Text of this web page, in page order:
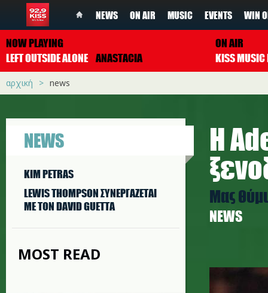
NEWS ON AIR MUSIC EVENTS WIN
NOW PLAYING
LEFT OUTSIDE ALONE ANASTACIA
ON AIR
αρχική news
NEWS
KIM PETRAS
LEWIS THOMPSON ΣΥΝΕΡΓAΖΕΤΑΙ
ΜΕ ΤΟΝ DAVID GUETTA
MOST READ
Η
Μας
NEWS
a.jpg